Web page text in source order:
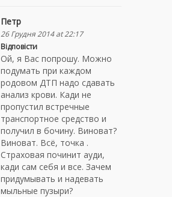
Петр
26 Грудня 2014 at 22:17
Відповісти
Ой, я Вас попрошу. Можно
подумать при каждом
родовом ДТП надо сдавать
анализ крови. Кади не
пропустил встречные
транспортное средство и
получил в бочину. Виноват?
Виноват. Всё, точка .
Страховая починит ауди,
кади сам себя и все. Зачем
придумывать и надевать
мыльные пузыри?